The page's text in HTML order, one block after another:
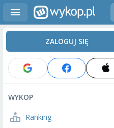
ZALOGUJ SIĘ
WYKOP
Ranking